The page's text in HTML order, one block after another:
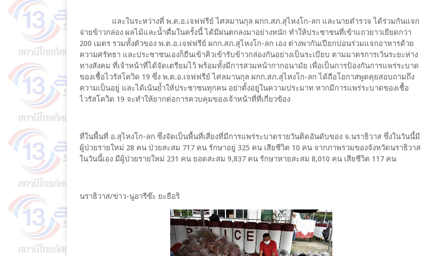
และในระหว่างที่ พ.ต.อ.เจฟฟรีย์ ไศลมานกุล ผกก.สภ.สุไหงโก-ลก และนายตำรวจ ได้ร่วมกันแจก
จ่ายข้าวกล่อง ผลไม้และน้ำดื่มในครั้งนี้ ได้มีฝนตกลงมาอย่างหนัก ทำให้ประชาชนที่เข้าแถวยาวเยียดกว่า
200 เมตร รวมทั้งตัวของ พ.ต.อ.เจฟฟรีย์ ผกก.สภ.สุไหงโก-ลก เอง ต่างพากันเปียกปอนร่วมแจกอาหารด้วย
ความศรัทธา และประชาชนเองก็ยืนเข้าคิวเข้ารับข้าวกล่องกันอย่างเป็นระเบียบ ตามมาตรการเว้นระยะห่าง
ทางสังคม ที่เจ้าหน้าที่ได้จัดเตรียมไว้ พร้อมทั้งมีการสวมหน้ากากอนามัย เพื่อเป็นการป้องกันการแพร่ระบาด
ของเชื้อไวรัสโควิด 19 ซึ่ง พ.ต.อ.เจฟฟรีย์ ไศลมานกุล ผกก.สภ.สุไหงโก-ลก ได้ถือโอกาสพูดคุยสอบถามถึง
ความเป็นอยู่ และได้เน้นย้ำให้ประชาชนทุกคน อย่าตั้งอยู่ในความประมาท หากมีการแพร่ระบาดของเชื้อ
ไวรัสโควิด 19 จะทำให้ยากต่อการควบคุมของเจ้าหน้าที่ที่เกี่ยวข้อง
ที่ในพื้นที่ อ.สุไหงโก-ลก ซึ่งจัดเป็นพื้นที่เสี่ยงที่มีการแพร่ระบาดรายวันติดอันดับของ จ.นราธิวาส ซึ่งในวันนี้มี
ผู้ป่วยรายใหม่ 28 คน ป่วยสะสม 717 คน รักษาอยู่ 325 คน เสียชีวิต 10 คน จากภาพรวมของจังหวัดนราธิวาส
ในวันนี้เอง มีผู้ป่วยรายใหม่ 231 คน ยอดสะสม 9,837 คน รักษาหายสะสม 8,010 คน เสียชีวิต 117 คน
นราธิวาส/ข่าว-นูอารีซ๊ะ ยะยือริ